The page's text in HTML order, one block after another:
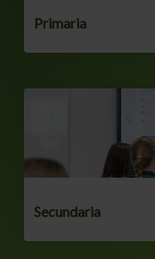
Primaria
Secundaria